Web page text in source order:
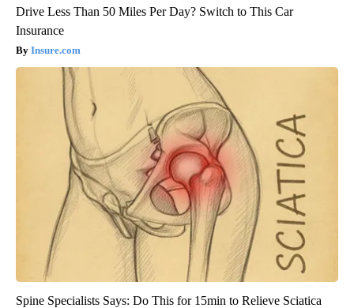
Drive Less Than 50 Miles Per Day? Switch to This Car
Insurance
Insure.com
Spine Specialists Says: Do This for 15min to Relieve Sciatica